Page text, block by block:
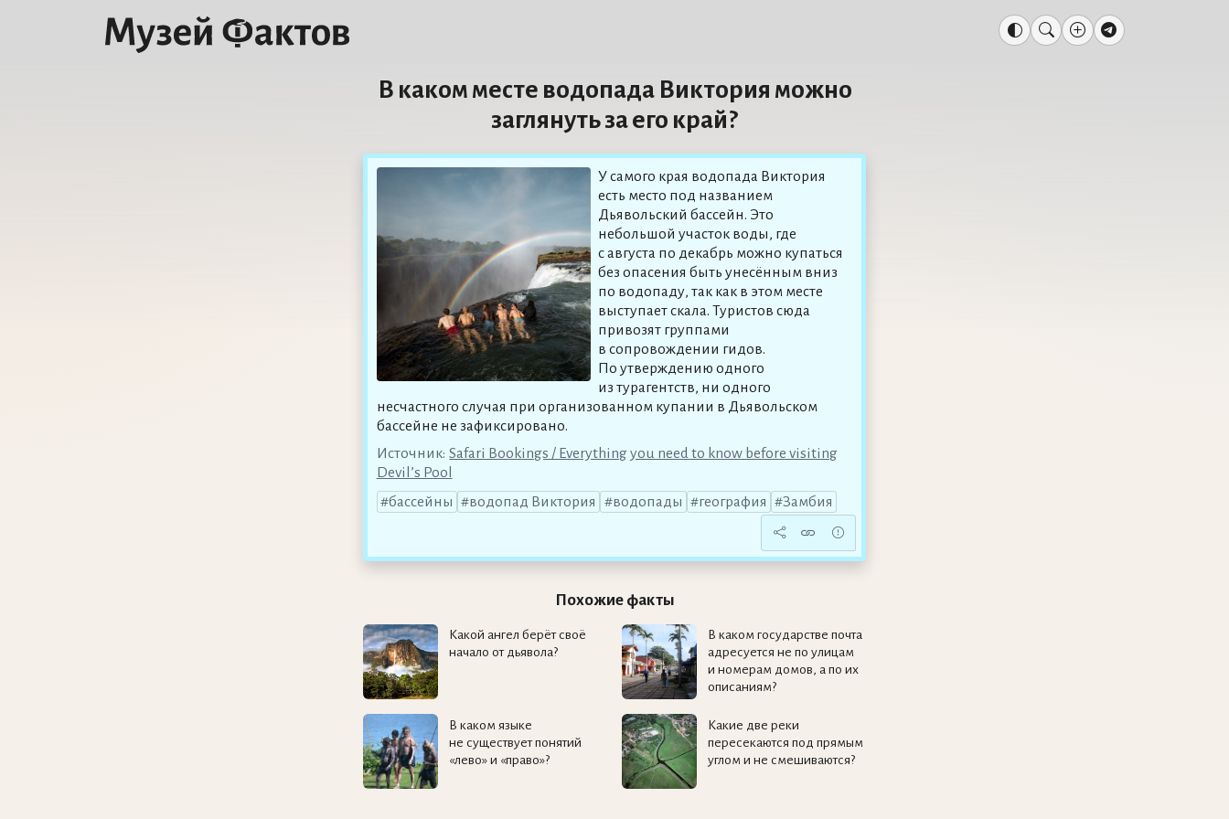
В каком месте водопада Виктория можно
заглянуть за его край?
У самого края водопада Виктория
есть место под названием
Дьявольский бассейн. Это
небольшой участок воды, где
с августа по декабрь можно купаться
без опасения быть унесённым вниз
по водопаду, так как в этом месте
выступает скала. Туристов сюда
привозят группами
в сопровождении гидов.
По утверждению одного
из турагентств, ни одного
несчастного случая при организованном купании в Дьявольском
бассейне не зафиксировано.
Источник: Safari Bookings / Everything you need to know before visiting
Devil’s Pool
бассейны
водопад Виктория водопады география Замбия
Похожие факты
Какой ангел берёт своё
начало от дьявола?
В каком государстве почта
адресуется не по улицам
и номерам домов, а по их
описаниям?
В каком языке
не существует понятий
«лево» и «право»?
Какие две реки
пересекаются под прямым
углом и не смешиваются?